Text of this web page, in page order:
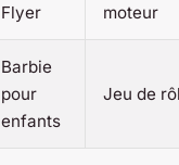
Flyer
moteur
Barbie
pour
enfants
Jeu de